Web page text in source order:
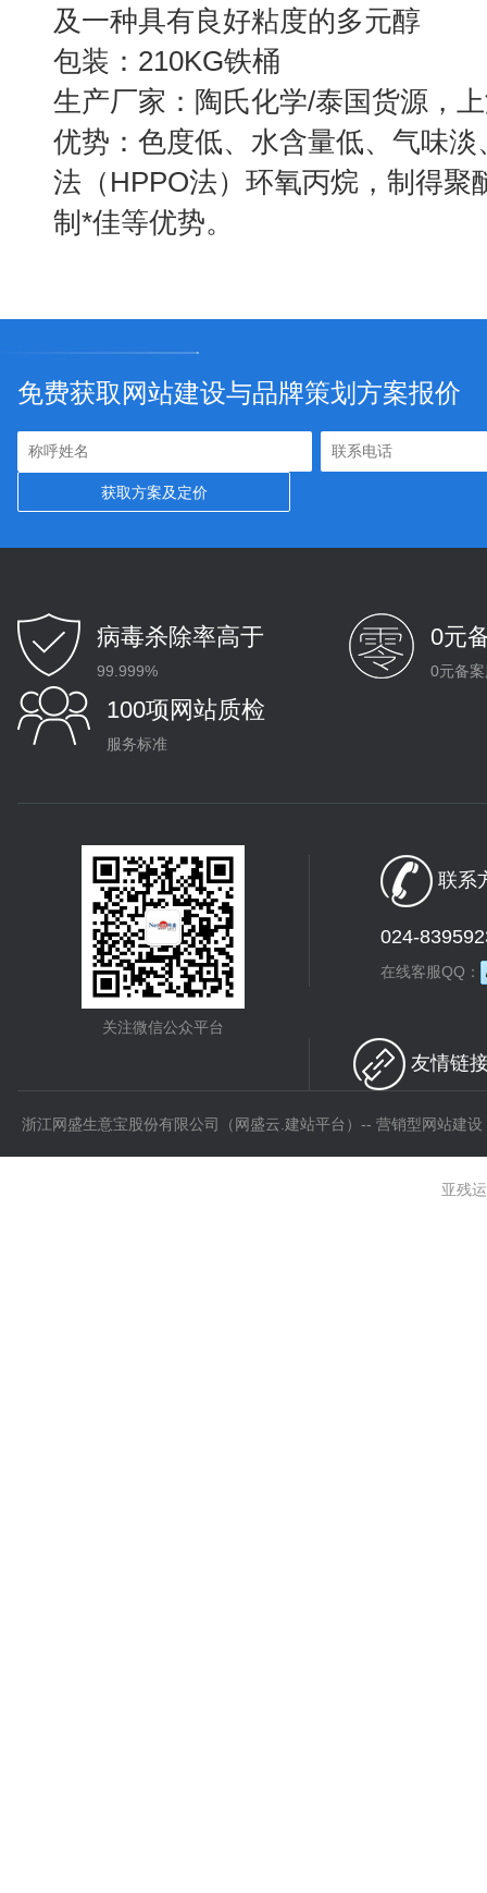
及一种具有良好粘度的多元醇
包装：210KG铁桶
生产厂家：陶氏化学/泰国货源，
优势：色度低、水含量低、气味
法（HPPO法）环氧丙烷，制得聚
制*佳等优势。
免费获取网站建设与品牌策划方案报价
病毒杀除率高于
99.999%
0元
0元备
100项网站质检
服务标准
关注微信公众平台
联系
024-
在线客服QQ：
友情链
浙江网盛生意宝股份有限公司（网盛云.建站平台）-- 营销型网站建
亚残